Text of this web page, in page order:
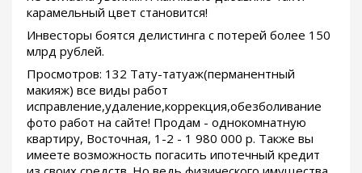
карамельный цвет становится!
Инвесторы боятся делистинга с потерей более 150
млрд рублей.
Просмотров: 132 Тату-татуаж(перманентный
макияж) все виды работ
исправление,удаление,коррекция,обезболивание
фото работ на сайте! Продам - однокомнатную
квартиру, Восточная, 1-2 - 1 980 000 р. Также вы
имеете возможность погасить ипотечный кредит